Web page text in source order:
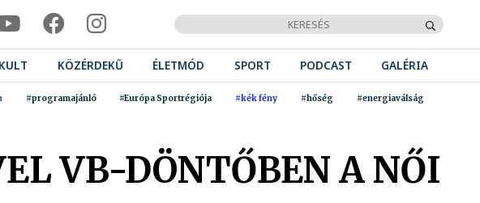
KULT KÖZÉRDEKŰ ÉLETMÓD SPORT PODCAST GALÉRIA
#programajánló #Európa Sportrégiója #kék fény #hőség #energiaválság
VB-DÖNTŐBEN A NŐI